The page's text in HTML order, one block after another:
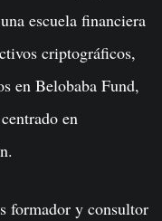
escuela financiera
criptográficos,
en Belobaba Fund,
en
formador y consultor